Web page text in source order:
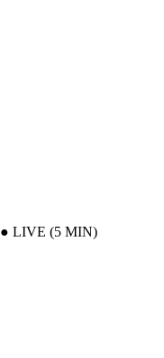
● LIVE (5 MIN)